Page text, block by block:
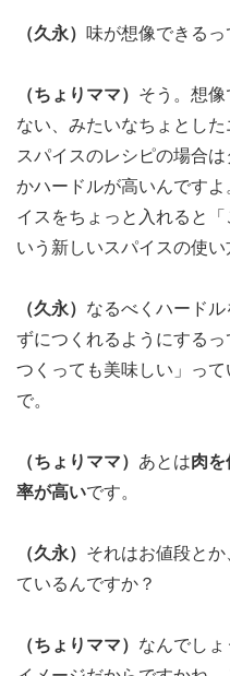
（久永） 味が想像できるっ
（ちょりママ） そう。想
ない、みたいなちょとした
スパイスのレシピの場合
かハードルが高いんです
イスをちょっと入れると
いう新しいスパイスの使い
（久永） なるべくハード
ずにつくれるようにする
つくっても美味しい」っ
で。
（ちょりママ） あとは肉
率が高いです。
（久永） それはお値段と
ているんですか？
（ちょりママ） なんでし